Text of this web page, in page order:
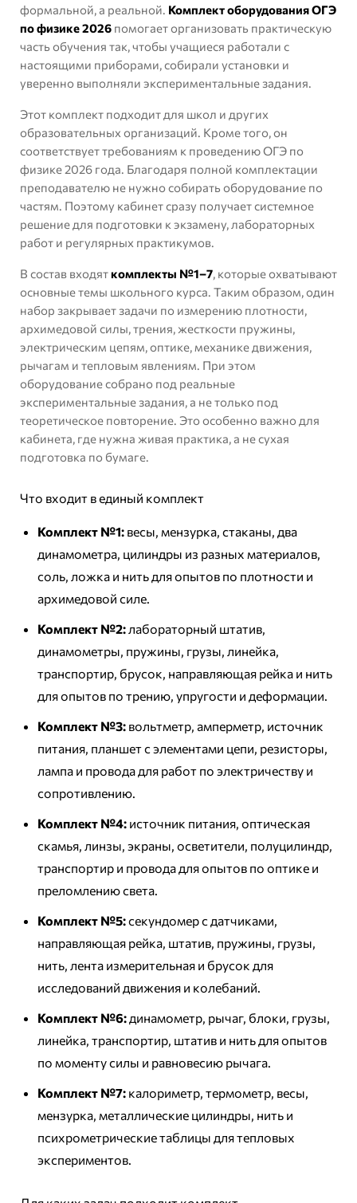
формальной, а реальной. Комплект оборудования ОГЭ
по физике 2026 помогает организовать практическую
часть обучения так, чтобы учащиеся работали с
настоящими приборами, собирали установки и
уверенно выполняли экспериментальные задания.
Этот комплект подходит для школ и других
образовательных организаций. Кроме того, он
соответствует требованиям к проведению ОГЭ по
физике 2026 года. Благодаря полной комплектации
преподавателю не нужно собирать оборудование по
частям. Поэтому кабинет сразу получает системное
решение для подготовки к экзамену, лабораторных
работ и регулярных практикумов.
В состав входяткомплекты №1–7, которые охватывают
основные темы школьного курса. Таким образом, один
набор закрывает задачи по измерению плотности,
архимедовой силы, трения, жесткости пружины,
электрическим цепям, оптике, механике движения,
рычагам и тепловым явлениям. При этом
оборудование собрано под реальные
экспериментальные задания, а не только под
теоретическое повторение. Это особенно важно для
кабинета, где нужна живая практика, а не сухая
подготовка по бумаге.
Что входит в единый комплект
Комплект №1: весы, мензурка, стаканы, два
динамометра, цилиндры из разных материалов,
соль, ложка и нить для опытов по плотности и
архимедовой силе.
Комплект №2: лабораторный штатив,
динамометры, пружины, грузы, линейка,
транспортир, брусок, направляющая рейка и нить
для опытов по трению, упругости и деформации.
Комплект №3: вольтметр, амперметр, источник
питания, планшет с элементами цепи, резисторы,
лампа и провода для работ по электричеству и
сопротивлению.
Комплект №4: источник питания, оптическая
скамья, линзы, экраны, осветители, полуцилиндр,
транспортир и провода для опытов по оптике и
преломлению света.
Комплект №5:секундомер с датчиками,
направляющая рейка, штатив, пружины, грузы,
нить, лента измерительная и брусок для
исследований движения и колебаний.
Комплект №6: динамометр, рычаг, блоки, грузы,
линейка, транспортир, штатив и нить для опытов
по моменту силы и равновесию рычага.
Комплект №7: калориметр, термометр, весы,
мензурка, металлические цилиндры, нить и
психрометрические таблицы для тепловых
экспериментов.